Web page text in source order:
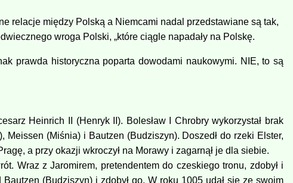
relacje między Polską a Niemcami nadal przedstawiane są tak,
wroga Polski, „które ciągle napadały na Polskę.
prawda historyczna poparta dowodami naukowymi. NIE, to są
Heinrich II (Henryk II). Bolesław I Chrobry wykorzystał brak
(Miśnia) i Bautzen (Budziszyn). Doszedł do rzeki Elster,
a przy okazji wkroczył na Morawy i zagarnął je dla siebie.
Wraz z Jaromirem, pretendentem do czeskiego tronu, zdobył i
(Budziszyn) i zdobył go. W roku 1005 udał się ze swoim